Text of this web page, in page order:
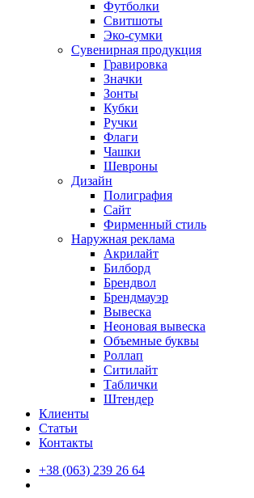
Футболки
Свитшоты
Эко-сумки
Сувенирная продукция
Гравировка
Значки
Зонты
Кубки
Ручки
Флаги
Чашки
Шевроны
Дизайн
Полиграфия
Сайт
Фирменный стиль
Наружная реклама
Акрилайт
Билборд
Брендвол
Брендмауэр
Вывеска
Неоновая вывеска
Объемные буквы
Роллап
Ситилайт
Таблички
Штендер
Клиенты
Статьи
Контакты
+38 (063) 239 26 64